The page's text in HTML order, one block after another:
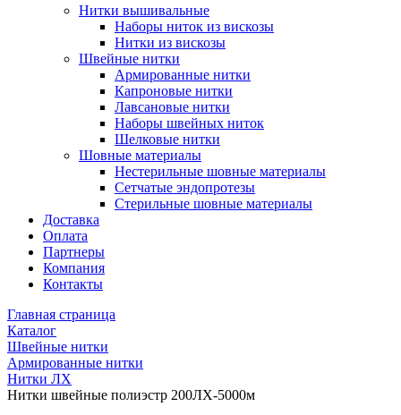
Нитки вышивальные
Наборы ниток из вискозы
Нитки из вискозы
Швейные нитки
Армированные нитки
Капроновые нитки
Лавсановые нитки
Наборы швейных ниток
Шелковые нитки
Шовные материалы
Нестерильные шовные материалы
Сетчатые эндопротезы
Стерильные шовные материалы
Доставка
Оплата
Партнеры
Компания
Контакты
Главная страница
Каталог
Швейные нитки
Армированные нитки
Нитки ЛХ
Нитки швейные полиэстр 200ЛХ-5000м